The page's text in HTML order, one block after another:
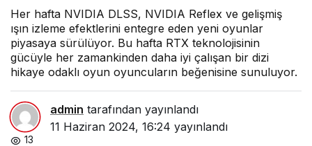
Her hafta NVIDIA DLSS, NVIDIA Reflex ve gelişmiş
ışın izleme efektlerini entegre eden yeni oyunlar
piyasaya sürülüyor. Bu hafta RTX teknolojisinin
gücüyle her zamankinden daha iyi çalışan bir dizi
hikaye odaklı oyun oyuncuların beğenisine sunuluyor.
admin tarafından yayınlandı
11 Haziran 2024, 16:24 yayınlandı
13